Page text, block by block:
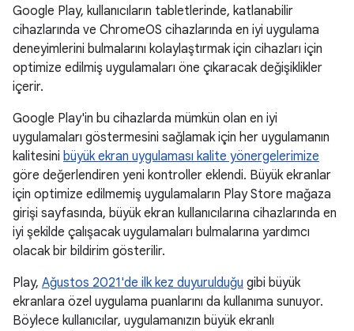
Google Play, kullanıcıların tabletlerinde, katlanabilir
cihazlarında ve ChromeOS cihazlarında en iyi uygulama
deneyimlerini bulmalarını kolaylaştırmak için cihazları için
optimize edilmiş uygulamaları öne çıkaracak değişiklikler
içerir.
Google Play'in bu cihazlarda mümkün olan en iyi
uygulamaları göstermesini sağlamak için her uygulamanın
kalitesini büyük ekran uygulaması kalite yönergelerimize
göre değerlendiren yeni kontroller eklendi. Büyük ekranlar
için optimize edilmemiş uygulamaların Play Store mağaza
girişi sayfasında, büyük ekran kullanıcılarına cihazlarında en
iyi şekilde çalışacak uygulamaları bulmalarına yardımcı
olacak bir bildirim gösterilir.
Play, Ağustos 2021'de ilk kez duyurulduğu gibi büyük
ekranlara özel uygulama puanlarını da kullanıma sunuyor.
Böylece kullanıcılar, uygulamanızın büyük ekranlı